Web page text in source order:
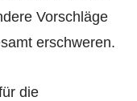
Vorschläge
erschweren.
die